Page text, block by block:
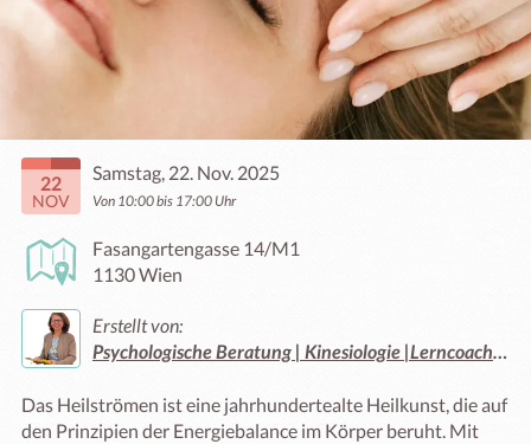
22
NOV
Samstag, 22. Nov. 2025
Von 10:00 bis 17:00 Uhr
Fasangartengasse 14/M1
1130 Wien
Erstellt von:
Psychologische Beratung | Kinesiologie |Lerncoach Christine Stehling-Ban
Das Heilströmen ist eine jahrhundertealte Heilkunst, die auf
den Prinzipien der Energiebalance im Körper beruht. Mit